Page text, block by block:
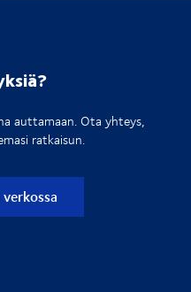
auttamaan. Ota yhteys,
ratkaisun.